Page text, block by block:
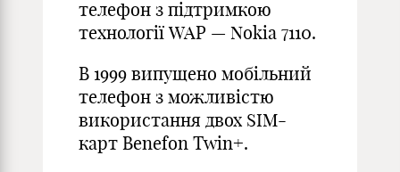
телефон з підтримкою
технології WAP — Nokia 7110.
В 1999 випущено мобільний
телефон з можливістю
використання двох SIM-
карт Benefon Twin+.